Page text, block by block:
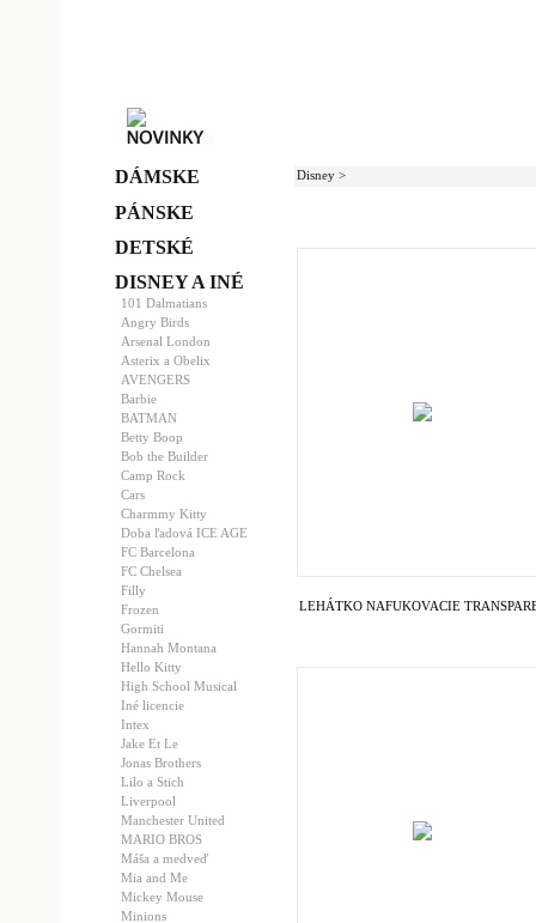
DÁMSKE
PÁNSKE
DETSKÉ
DISNEY A INÉ
101 Dalmatians
Angry Birds
Arsenal London
Asterix a Obelix
AVENGERS
Barbie
BATMAN
Betty Boop
Bob the Builder
Camp Rock
Cars
Charmmy Kitty
Doba ľadová ICE AGE
FC Barcelona
FC Chelsea
Filly
Frozen
Gormiti
Hannah Montana
Hello Kitty
High School Musical
Iné licencie
Intex
Jake Et Le
Jonas Brothers
Lilo a Stich
Liverpool
Manchester United
MARIO BROS
Máša a medveď
Mia and Me
Mickey Mouse
Minions
Disney >
LEHÁTKO NAFUKOVACIE